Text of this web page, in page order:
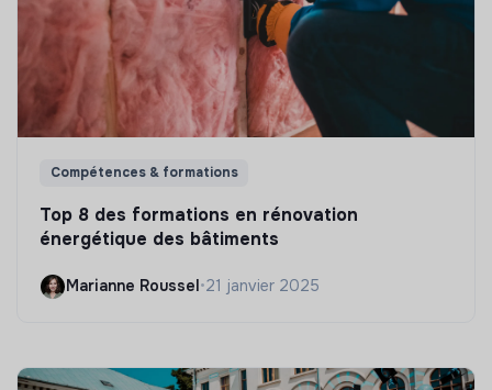
Compétences & formations
Top 8 des formations en rénovation
énergétique des bâtiments
Marianne Roussel•21 janvier 2025